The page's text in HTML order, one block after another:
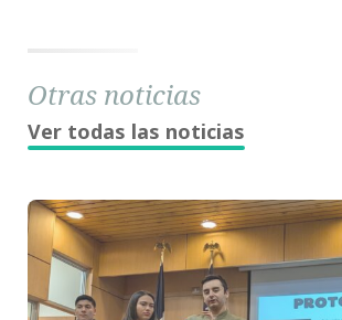
Otras noticias
Ver todas las noticias